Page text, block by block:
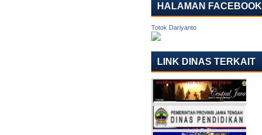
HALAMAN FACEBOOK
Totok Dariyanto
LINK DINAS TERKAIT